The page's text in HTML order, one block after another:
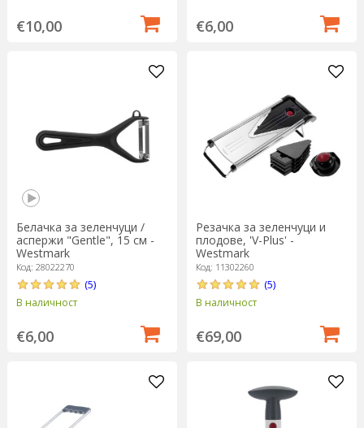
€10,00 €6,00
Белачка за зеленчуци /
аспержи "Gentle", 15 см -
Westmark
Код: 28022270
(5)
В наличност
€6,00
Резачка за зеленчуци и
плодове, 'V-Plus' -
Westmark
Код: 11302260
(5)
В наличност
€69,00